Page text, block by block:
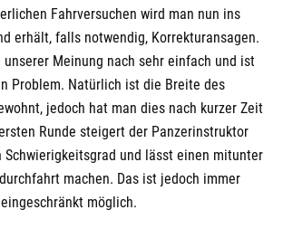
Fahrversuchen wird man nun ins
erhält, falls notwendig, Korrekturansagen.
unserer Meinung nach sehr einfach und ist
Problem. Natürlich ist die Breite des
jedoch hat man dies nach kurzer Zeit
Runde steigert der Panzerinstruktor
Schwierigkeitsgrad und lässt einen mitunter
machen. Das ist jedoch immer
möglich.